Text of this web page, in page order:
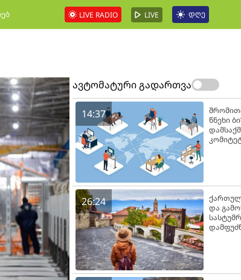
LIVE RADIO LIVE დღე
ავტომატური გადართვა
14:37
წნეხი
26:24
და